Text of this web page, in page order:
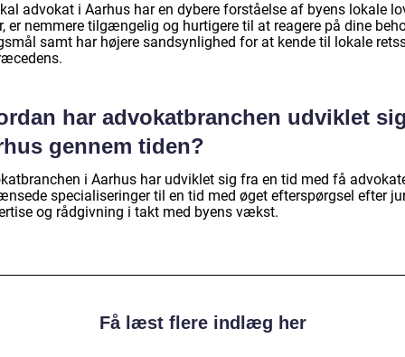
advokat i Aarhus har en dybere forståelse af byens lokale
er nemmere tilgængelig og hurtigere til at reagere på dine
samt har højere sandsynlighed for at kende til lokale
har advokatbranchen udviklet
gennem tiden?
i Aarhus har udviklet sig fra en tid med få
specialiseringer til en tid med øget efterspørgsel efter
og rådgivning i takt med byens vækst.
Få læst flere indlæg her